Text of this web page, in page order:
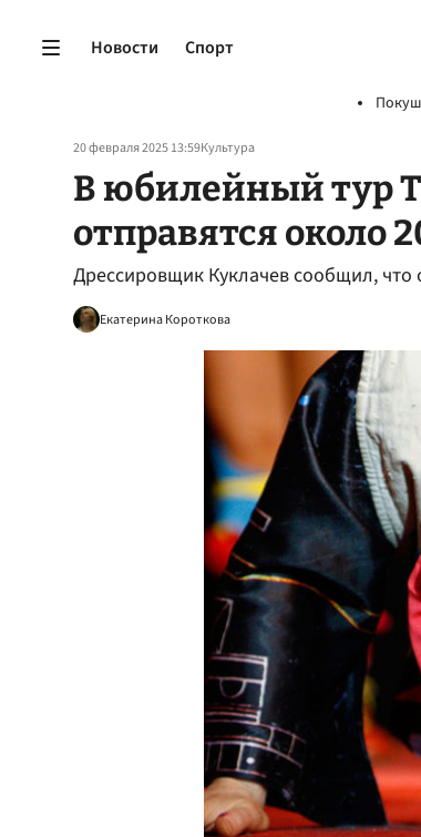
Новости Спорт
20 февраля 2025 13:59Культура
В юбилейный тур
отправятся около
Дрессировщик Куклачев сообщил,
Екатерина Короткова